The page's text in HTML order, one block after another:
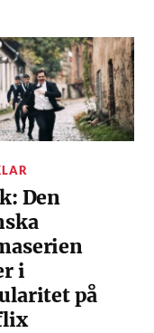
Den
i
på